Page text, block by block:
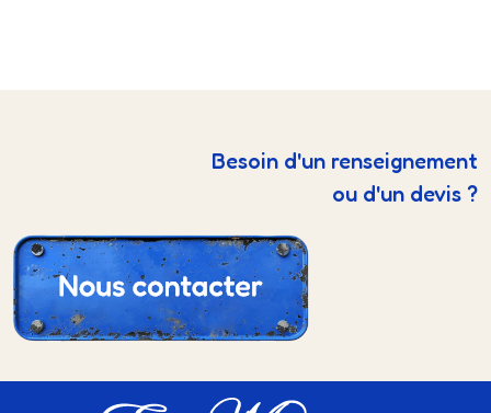
Besoin d'un renseignement
ou d'un devis ?